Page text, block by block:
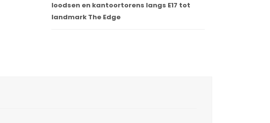
loodsen en kantoortorens langs E17 tot
landmark The Edge